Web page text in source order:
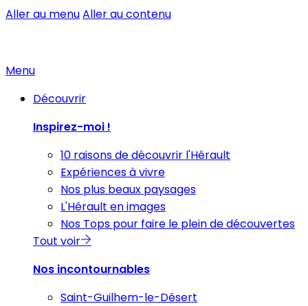
Aller au menuAller au contenu
Menu
Découvrir
Inspirez-moi !
10 raisons de découvrir l'Hérault
Expériences à vivre
Nos plus beaux paysages
L'Hérault en images
Nos Tops pour faire le plein de découvertes
Tout voir
Nos incontournables
Saint-Guilhem-le-Désert